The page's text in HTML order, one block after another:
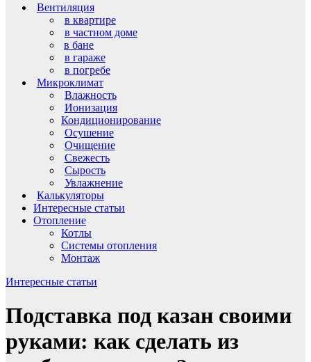
Вентиляция
в квартире
в частном доме
в бане
в гараже
в погребе
Микроклимат
Влажность
Ионизация
Кондиционирование
Осушение
Очищение
Свежесть
Сырость
Увлажнение
Калькуляторы
Интересные статьи
Отопление
Котлы
Системы отопления
Монтаж
Интересные статьи
Подставка под казан своими
руками: как сделать из